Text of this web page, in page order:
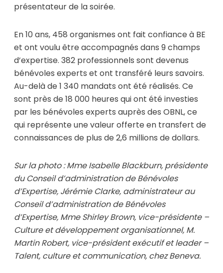
présentateur de la soirée.
En 10 ans, 458 organismes ont fait confiance à BE
et ont voulu être accompagnés dans 9 champs
d’expertise. 382 professionnels sont devenus
bénévoles experts et ont transféré leurs savoirs.
Au-delà de 1 340 mandats ont été réalisés. Ce
sont près de 18 000 heures qui ont été investies
par les bénévoles experts auprès des OBNL, ce
qui représente une valeur offerte en transfert de
connaissances de plus de 2,6 millions de dollars.
Sur la photo : Mme Isabelle Blackburn, présidente
du Conseil d’administration de Bénévoles
d’Expertise, Jérémie Clarke, administrateur au
Conseil d’administration de Bénévoles
d’Expertise, Mme Shirley Brown, vice-présidente –
Culture et développement organisationnel, M.
Martin Robert, vice-président exécutif et leader –
Talent, culture et communication, chez Beneva.